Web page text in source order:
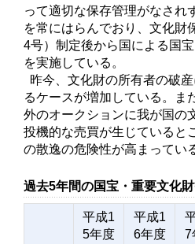
って適切な保存管理がなされ
を常にはらんでおり、文化財
4号）制定後から国による国
を実施している。
昨今、文化財の所有者の破
るケースが増加している。ま
外のオークションに我が国の
投機的な売買が生じていると
の散逸の危険性が高まってい
過去5年間の国宝・重要文化
平成1
5年度
平成1
6年度
7